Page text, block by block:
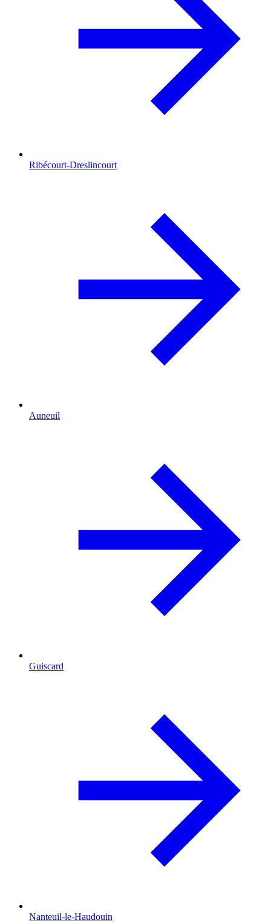
Ribécourt-Dreslincourt
Auneuil
Guiscard
Nanteuil-le-Haudouin